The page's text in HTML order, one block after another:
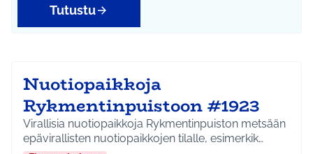
Tutustu
Nuotiopaikkoja
Rykmentinpuistoon #1923
Virallisia nuotiopaikkoja Rykmentinpuiston metsään
epävirallisten nuotiopaikkojen tilalle, esimerkik…